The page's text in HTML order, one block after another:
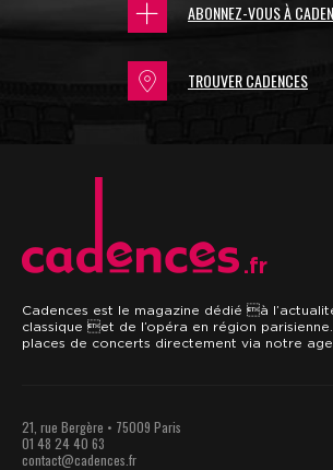
ABONNEZ-VOUS À
TROUVER CADENCES
.fr
Cadences est le magazine dédié à
classique et de l’opéra en région
places de concerts directement via notre
21, rue Bergère • 75009 Paris
01 48 24 40 63
contact@cadences.fr